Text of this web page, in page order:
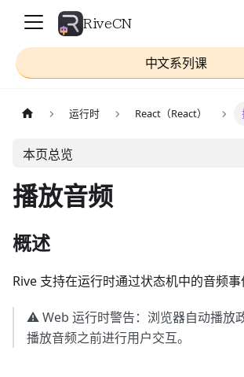
RiveCN
中文系列课
运行时 React（React）
本页总览
播放音频
概述
Rive 支持在运行时通过状态机中的音频事
⚠️ Web 运行时警告：浏览器自动播放
播放音频之前进行用户交互。